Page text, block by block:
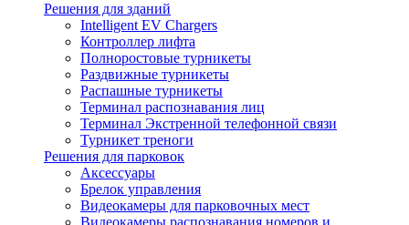
Решения для зданий
Intelligent EV Chargers
Контроллер лифта
Полноростовые турникеты
Раздвижные турникеты
Распашные турникеты
Терминал распознавания лиц
Терминал Экстренной телефонной связи
Турникет треноги
Решения для парковок
Аксессуары
Брелок управления
Видеокамеры для парковочных мест
Видеокамеры распознавания номеров и